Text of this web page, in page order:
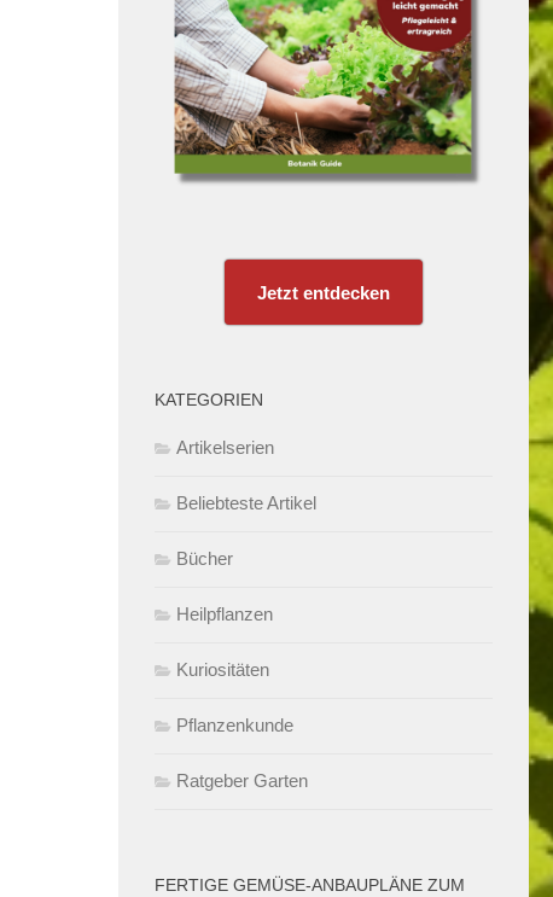
Jetzt entdecken
KATEGORIEN
Artikelserien
Beliebteste Artikel
Bücher
Heilpflanzen
Kuriositäten
Pflanzenkunde
Ratgeber Garten
FERTIGE GEMÜSE-ANBAUPLÄNE ZUM